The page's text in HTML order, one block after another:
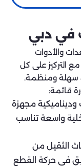
في دبي
والأدوات
التركيز على كل
سهلة ومنظمة.
قائمة:
وديناميكية مجهزة
واسعة تناسب
الثقيل من
في حركة القطع